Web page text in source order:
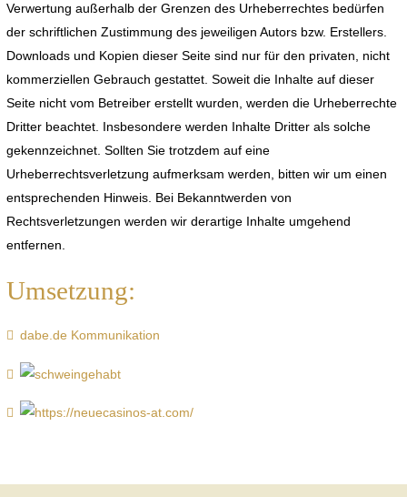
Verwertung außerhalb der Grenzen des Urheberrechtes bedürfen
der schriftlichen Zustimmung des jeweiligen Autors bzw. Erstellers.
Downloads und Kopien dieser Seite sind nur für den privaten, nicht
kommerziellen Gebrauch gestattet. Soweit die Inhalte auf dieser
Seite nicht vom Betreiber erstellt wurden, werden die Urheberrechte
Dritter beachtet. Insbesondere werden Inhalte Dritter als solche
gekennzeichnet. Sollten Sie trotzdem auf eine
Urheberrechtsverletzung aufmerksam werden, bitten wir um einen
entsprechenden Hinweis. Bei Bekanntwerden von
Rechtsverletzungen werden wir derartige Inhalte umgehend
entfernen.
Umsetzung:
dabe.de Kommunikation